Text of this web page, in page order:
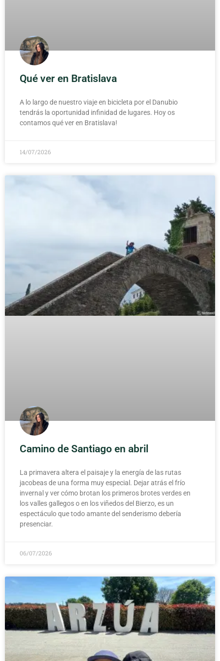
Qué ver en Bratislava
A lo largo de nuestro viaje en bicicleta por el Danubio
tendrás la oportunidad infinidad de lugares. Hoy os
contamos qué ver en Bratislava!
14/07/2026
Camino de Santiago en abril
La primavera altera el paisaje y la energía de las rutas
jacobeas de una forma muy especial. Dejar atrás el frío
invernal y ver cómo brotan los primeros brotes verdes en
los valles gallegos o en los viñedos del Bierzo, es un
espectáculo que todo amante del senderismo debería
presenciar.
06/07/2026